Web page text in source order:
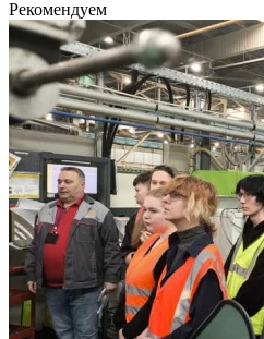
Рекомендуем